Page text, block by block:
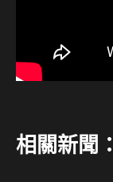
相關新聞：